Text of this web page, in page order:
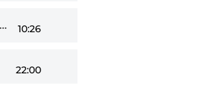
10:26
22:00